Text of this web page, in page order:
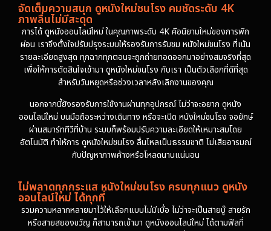
จัดเต็มความสนุก ดูหนังใหม่ชนโรง คมชัดระดับ 4K
ภาพลื่นไม่มีสะดุด
การได้ ดูหนังออนไลน์ใหม่ ในคุณภาพระดับ 4K คือนิยามใหม่ของการพัก
ผ่อน เราจึงตั้งใจปรับปรุงระบบให้รองรับการรับชม หนังใหม่ชนโรง ที่เน้น
รายละเอียดสูงสุด ทุกฉากทุกตอนจะถูกถ่ายทอดออกมาอย่างสมจริงที่สุด
เพื่อให้การตัดสินใจเข้ามา ดูหนังใหม่ชนโรง กับเรา เป็นตัวเลือกที่ดีที่สุด
สำหรับวันหยุดหรือช่วงเวลาหลังเลิกงานของคุณ
นอกจากนี้ยังรองรับการใช้งานผ่านทุกอุปกรณ์ ไม่ว่าจะอยาก ดูหนัง
ออนไลน์ใหม่ บนมือถือระหว่างเดินทาง หรือจะเปิด หนังใหม่ชนโรง จอยักษ์
ผ่านสมาร์ททีวีที่บ้าน ระบบก็พร้อมปรับความละเอียดให้เหมาะสมโดย
อัตโนมัติ ทำให้การ ดูหนังใหม่ชนโรง ลื่นไหลเป็นธรรมชาติ ไม่เสียอารมณ์
กับปัญหาภาพค้างหรือโหลดนานแน่นอน
ไม่พลาดทุกกระแส หนังใหม่ชนโรง ครบทุกแนว ดูหนัง
ออนไลน์ใหม่ ได้ทุกที่
รวมความหลากหลายมาไว้ให้เลือกแบบไม่มีเบื่อ ไม่ว่าจะเป็นสายบู๊ สายรัก
หรือสายสยองขวัญ ก็สามารถเข้ามา ดูหนังออนไลน์ใหม่ ได้ตามฟีลที่